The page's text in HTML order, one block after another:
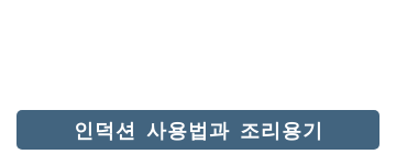
인덕션 사용법과 조리용기